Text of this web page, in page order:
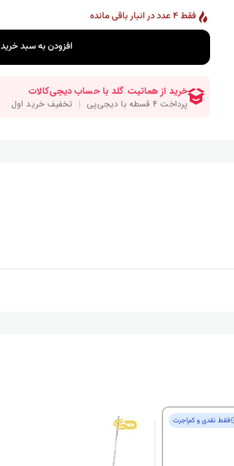
فقط 4 عدد در انبار باقی مانده
افزودن به سبد خرید
فقط‌ نقدی و کم‌اجرت